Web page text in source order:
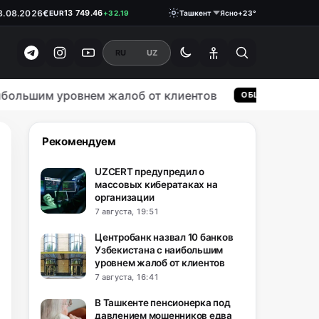
₽
Ташкент Ясно+23°
RU UZ
уровнем жалоб от клиентов ОБЩЕСТВО
Рекомендуем
UZCERT предупредил о
массовых кибератаках на
организации
7 августа, 19:51
Центробанк назвал 10 банков
Узбекистана с наибольшим
уровнем жалоб от клиентов
7 августа, 16:41
В Ташкенте пенсионерка под
давлением мошенников едва